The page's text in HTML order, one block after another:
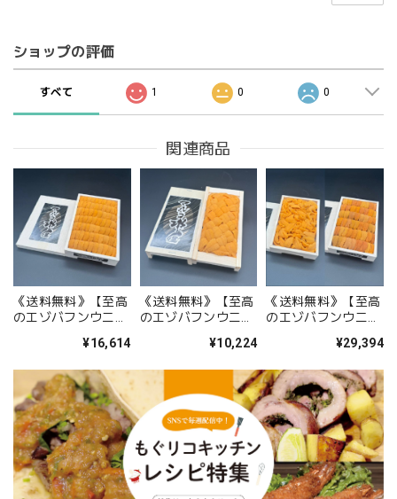
ショップの評価
すべて 1 0 0
関連商品
《送料無料》【至高
のエゾバフンウニ】
レード／並べ」
以内の出荷※※
¥16,614
《送料無料》【至高
のエゾバフンウニ】
レード／編み込み」
以内の出荷。
¥10,224
《送料無料》【至高
のエゾバフンウニ】
「Sグレード／バ
ード／並べ」
250g ※※基本7日
以内の出荷※※
¥29,394